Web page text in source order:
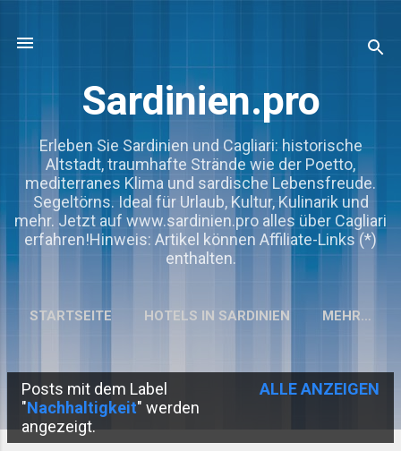
Sardinien.pro
Erleben Sie Sardinien und Cagliari: historische
Altstadt, traumhafte Strände wie der Poetto,
mediterranes Klima und sardische Lebensfreude.
Segeltörns. Ideal für Urlaub, Kultur, Kulinarik und
mehr. Jetzt auf www.sardinien.pro alles über Cagliari
erfahren!Hinweis: Artikel können Affiliate-Links (*)
enthalten.
STARTSEITE HOTELS IN SARDINIEN MEHR…
P
o
Posts mit dem Label
"Nachhaltigkeit" werden
angezeigt.
ALLE ANZEIGEN